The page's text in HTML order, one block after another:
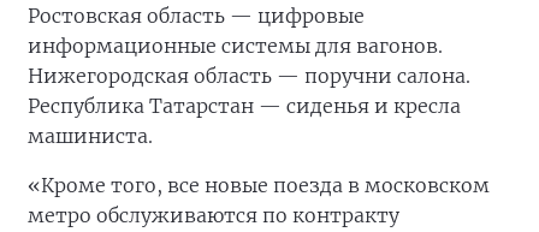
Ростовская область — цифровые
информационные системы для вагонов.
Нижегородская область — поручни салона.
Республика Татарстан — сиденья и кресла
машиниста.
«Кроме того, все новые поезда в московском
метро обслуживаются по контракту